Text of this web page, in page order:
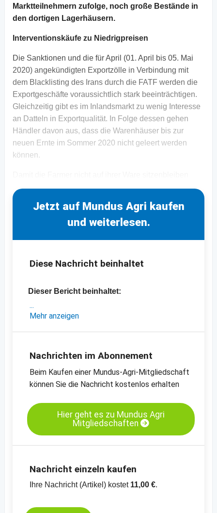
Marktteilnehmern zufolge, noch große Bestände in
den dortigen Lagerhäusern.
Interventionskäufe zu Niedrigpreisen
Die Sanktionen und die für April (01. April bis 05. Mai
2020) angekündigten Exportzölle in Verbindung mit
dem Blacklisting des Irans durch die FATF werden die
Exportgeschäfte voraussichtlich stark beeinträchtigen.
Gleichzeitig gibt es im Inlandsmarkt zu wenig Interesse
an Datteln in Exportqualität. In Folge dessen gehen
Händler davon aus, dass die Warenhäuser bis zur
neuen Ernte im Sommer 2020 nicht geleert werden
können.
Jetzt auf Mundus Agri kaufen
und weiterlesen.
Diese Nachricht beinhaltet
Dieser Bericht beinhaltet:
- aktuelle Informationen aus dem iranischen
-weitere Preischarts
Mehr anzeigen
Nachrichten im Abonnement
Beim Kaufen einer Mundus-Agri-Mitgliedschaft
können Sie die Nachricht kostenlos erhalten
Hier geht es zu Mundus Agri
Mitgliedschaften
Nachricht einzeln kaufen
Ihre Nachricht (Artikel) kostet 11,00 €.